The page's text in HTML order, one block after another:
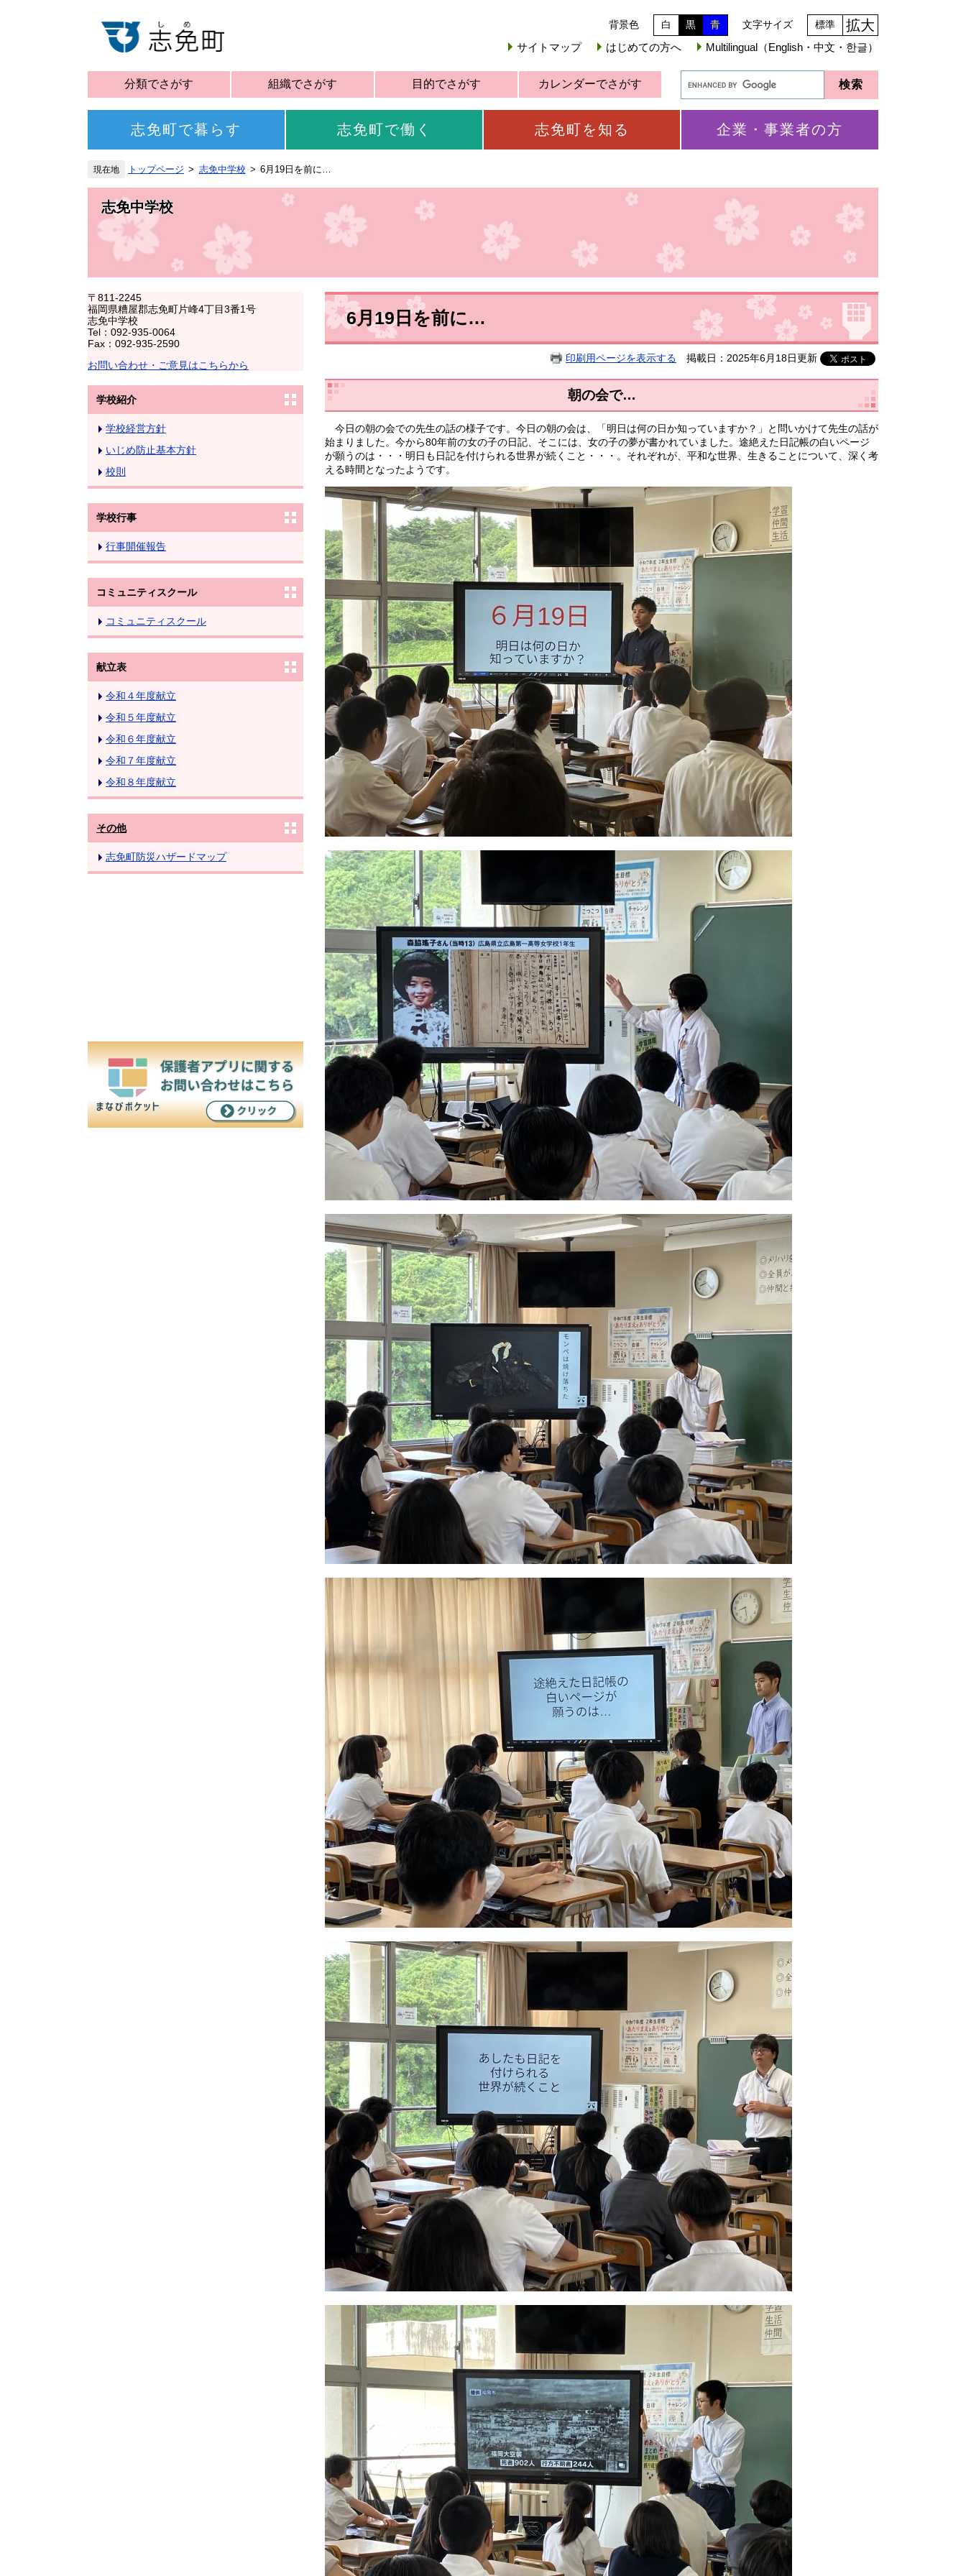
背景色 白 黒 青 文字サイズ 標準 拡大
サイトマップ はじめての方へ Multilingual（English・中文・한글）
分類でさがす 組織でさがす 目的でさがす カレンダーでさがす
志免町で暮らす 志免町で働く 志免町を知る 企業・事業者の方
トップページ 志免中学校 6月19日を前に…
志免中学校
〒811-2245
福岡県糟屋郡志免町片峰4丁目3番1号
志免中学校
Tel：092-935-0064
Fax：092-935-2590
お問い合わせ・ご意見はこちらから
学校紹介
学校経営方針
いじめ防止基本方針
校則
学校行事
行事開催報告
コミュニティスクール
コミュニティスクール
献立表
令和４年度献立
令和５年度献立
令和６年度献立
令和７年度献立
令和８年度献立
その他
志免町防災ハザードマップ
6月19日を前に…
印刷用ページを表示する 掲載日：2025年6月18日更新
朝の会で…
今日の朝の会での先生の話の様子です。今日の朝の会は、「明日は何の日か知っていますか？」と問いかけて先生の話が
始まりました。今から80年前の女の子の日記、そこには、女の子の夢が書かれていました。途絶えた日記帳の白いページ
が願うのは・・・明日も日記を付けられる世界が続くこと・・・。それぞれが、平和な世界、生きることについて、深く考
える時間となったようです。